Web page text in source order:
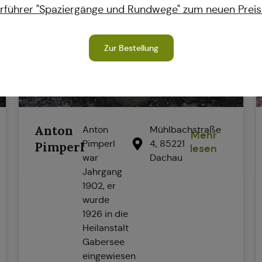
Anton
Pimperl
Anton
Pimperl
war
Jahrgang
1902, er
wurde
1926 in die
Heilanstalt
Gabersee
eingewiesen
Mühlbachstraße
4, 85221
Dachau
Mehr
lesen
"Spaziergänge und Rundwege" zum neuen
Zur Bestellung